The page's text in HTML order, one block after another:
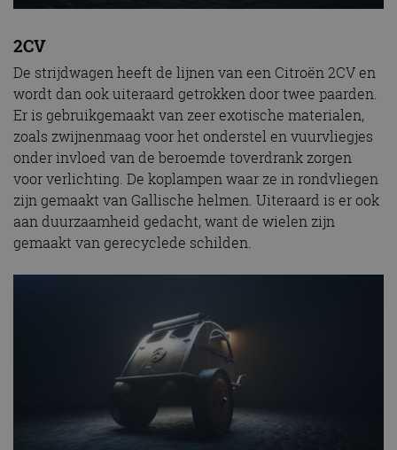
2CV
De strijdwagen heeft de lijnen van een Citroën 2CV en
wordt dan ook uiteraard getrokken door twee paarden.
Er is gebruikgemaakt van zeer exotische materialen,
zoals zwijnenmaag voor het onderstel en vuurvliegjes
onder invloed van de beroemde toverdrank zorgen
voor verlichting. De koplampen waar ze in rondvliegen
zijn gemaakt van Gallische helmen. Uiteraard is er ook
aan duurzaamheid gedacht, want de wielen zijn
gemaakt van gerecyclede schilden.